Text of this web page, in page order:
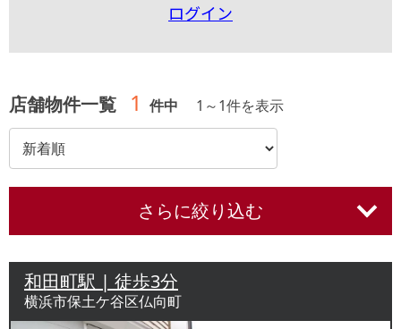
ログイン
店舗物件一覧 1 件中 1 ～1件を表示
さらに絞り込む
和田町駅 | 徒歩3分
横浜市保土ケ谷区仏向町